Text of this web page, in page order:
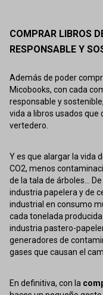
COMPRAR LIBROS
RESPONSABLE Y
Además de poder
Micobooks, con cada
responsable y
vida a libros usados que
vertedero.
Y es que alargar la vida
CO2, menos
de la tala de árboles...
industria papelera y de
industrial en consumo
cada tonelada
industria pastero-
generadores de
gases que causan el
En definitiva, con la